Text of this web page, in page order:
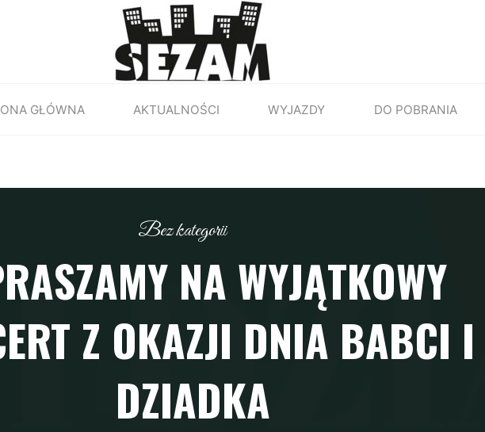
GŁÓWNA AKTUALNOŚCI WYJAZDY DO POBRANIA
Bez kategorii
NA WYJĄTKOWY
Z OKAZJI DNIA BABCI I
DZIADKA